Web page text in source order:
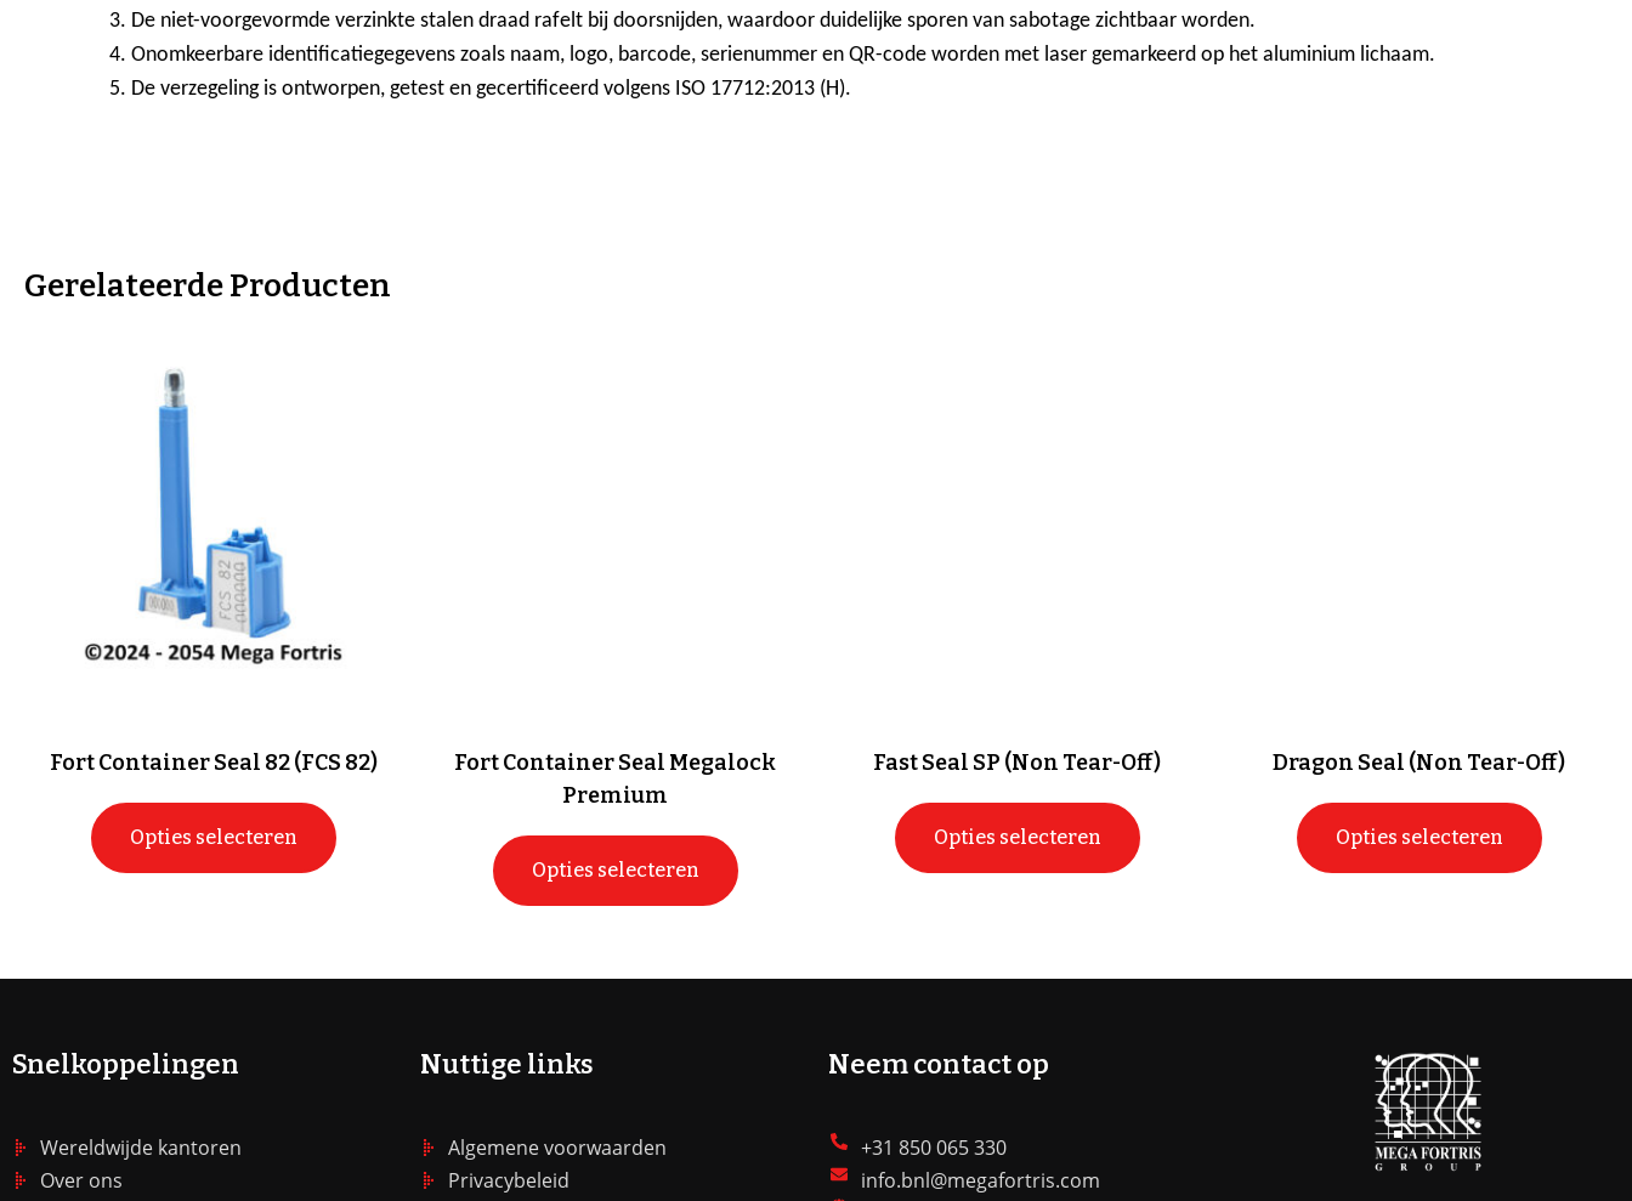
3. De niet-voorgevormde verzinkte stalen draad rafelt bij doorsnijden, waardoor duidelijke sporen van sabotage zichtbaar worden.
4. Onomkeerbare identificatiegegevens zoals naam, logo, barcode, serienummer en QR-code worden met laser gemarkeerd op het aluminium lichaam.
5. De verzegeling is ontworpen, getest en gecertificeerd volgens ISO 17712:2013 (H).
Gerelateerde Producten
Fort Container Seal 82 (FCS 82)
Opties selecteren
Fort Container Seal Megalock
Premium
Opties selecteren
Fast Seal SP (Non Tear-Off)
Opties selecteren
Dragon Seal (Non Tear-Off)
Opties selecteren
Snelkoppelingen
Wereldwijde kantoren
Over ons
Nuttige links
Algemene voorwaarden
Privacybeleid
Neem contact op
+31 850 065 330
info.bnl@megafortris.com